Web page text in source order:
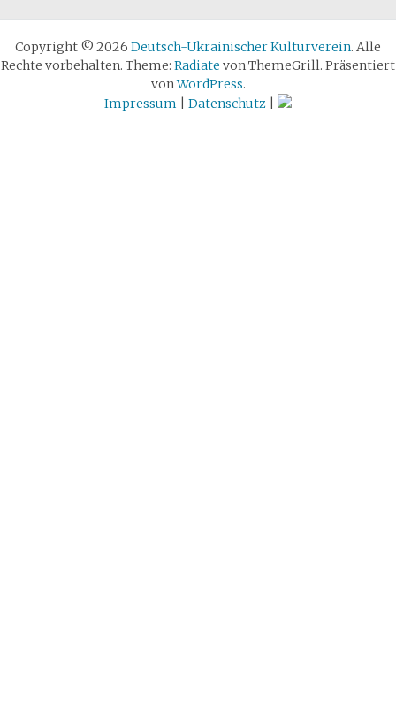
Copyright © 2026 Deutsch-Ukrainischer Kulturverein. Alle
Rechte vorbehalten. Theme: Radiate von ThemeGrill. Präsentiert
vonWordPress.
Impressum
Datenschutz